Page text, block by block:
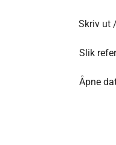
Skriv ut
Slik
Åpne